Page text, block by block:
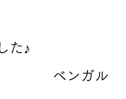
た♪
ンガル